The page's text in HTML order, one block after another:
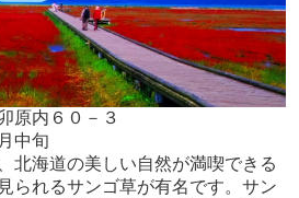
原内６０－３
中旬
北海道の美しい自然が満喫できる
られるサンゴ草が有名です。 サン